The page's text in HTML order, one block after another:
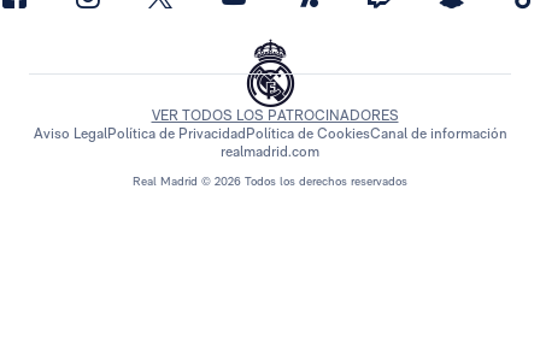
Real Madrid © 2026 Todos los derechos reservados
VER TODOS LOS PATROCINADORES
Aviso LegalPolítica de Privacidad Política de CookiesCanal de información
realmadrid.com